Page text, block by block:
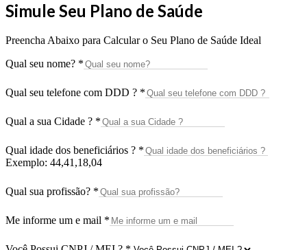
Simule Seu Plano de Saúde
Preencha Abaixo para Calcular o Seu Plano de Saúde Ideal
Qual seu nome? *
Qual seu telefone com DDD ? *
Qual a sua Cidade ? *
Qual idade dos beneficiários ? *
Exemplo: 44,41,18,04
Qual sua profissão? *
Me informe um e mail *